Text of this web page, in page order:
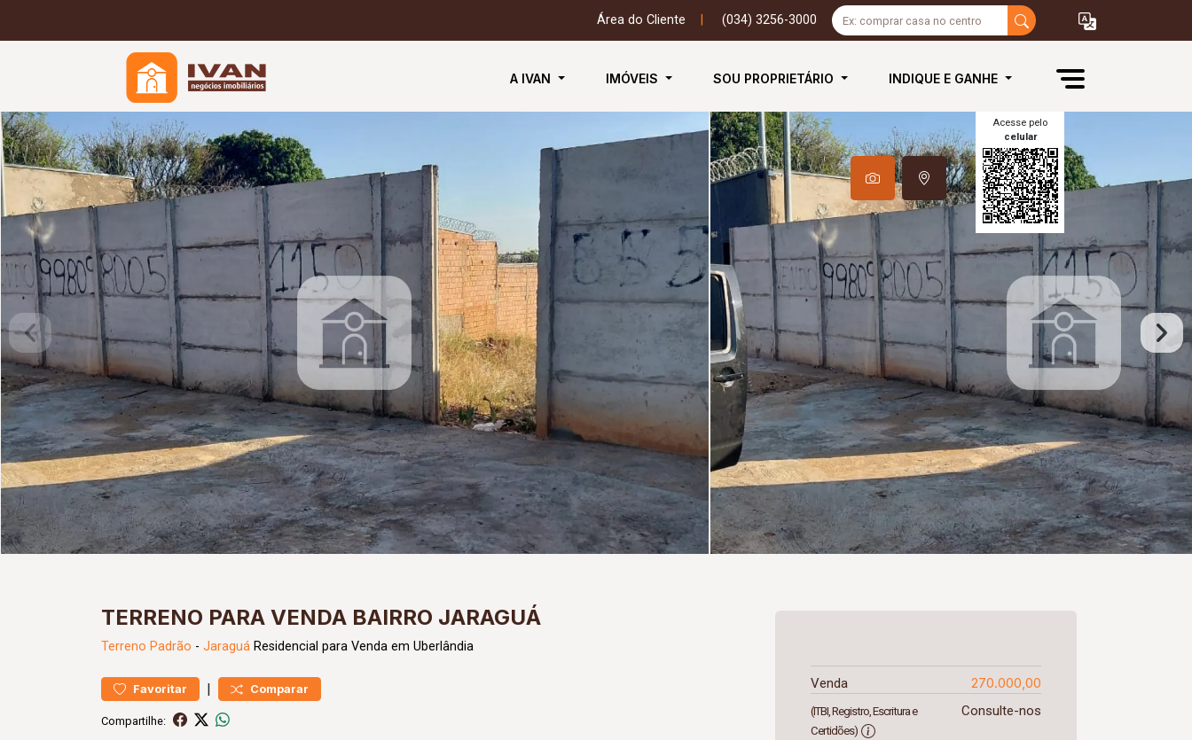
Área do Cliente (034) 3256-3000
A IVAN IMÓVEIS SOU PROPRIETÁRIO INDIQUE E GANHE
Acesse pelo
celular
TERRENO PARA VENDA BAIRRO JARAGUÁ
Terreno Padrão - Jaraguá Residencial para Venda em Uberlândia
Favoritar | Comparar
Compartilhe:
Venda 270.000,00
(ITBI, Registro, Escritura e
Certidões)
Consulte-nos